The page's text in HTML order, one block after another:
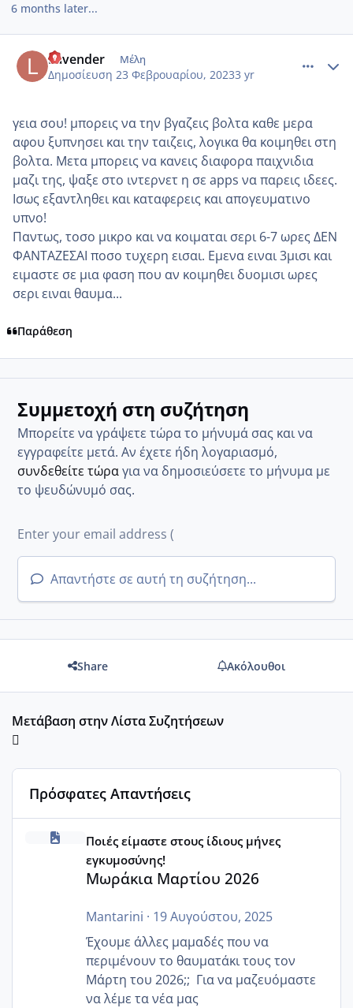
6 months later...
Lavender Μέλη
Δημοσίευση 23 Φεβρουαρίου, 20233 yr
γεια σου! μπορεις να την βγαζεις βολτα καθε μερα
αφου ξυπνησει και την ταιζεις, λογικα θα κοιμηθει στη
βολτα. Μετα μπορεις να κανεις διαφορα παιχνιδια
μαζι της, ψαξε στο ιντερνετ η σε apps να παρεις ιδεες.
Ισως εξαντληθει και καταφερεις και απογευματινο
υπνο!
Παντως, τοσο μικρο και να κοιμαται σερι 6-7 ωρες ΔΕΝ
ΦΑΝΤΑΖΕΣΑΙ ποσο τυχερη εισαι. Εμενα ειναι 3μισι και
ειμαστε σε μια φαση που αν κοιμηθει δυομισι ωρες
σερι ειναι θαυμα...
Παράθεση
Συμμετοχή στη συζήτηση
Μπορείτε να γράψετε τώρα το μήνυμά σας και να
εγγραφείτε μετά. Αν έχετε ήδη λογαριασμό,
συνδεθείτε τώραγια να δημοσιεύσετε το μήνυμα με
το ψευδώνυμό σας.
Απαντήστε σε αυτή τη συζήτηση...
Share Ακόλουθοι
Μετάβαση στην Λίστα Συζητήσεων
Πρόσφατες Απαντήσεις
Μωράκια Μαρτίου 2026
Ποιές είμαστε στους ίδιους μήνες
εγκυμοσύνης!
Μωράκια Μαρτίου 2026
Mantarini · 19 Αυγούστου, 2025
Έχουμε άλλες μαμαδές που να
περιμένουν το θαυματάκι τους τον
Μάρτη του 2026;; Για να μαζευόμαστε
να λέμε τα νέα μας